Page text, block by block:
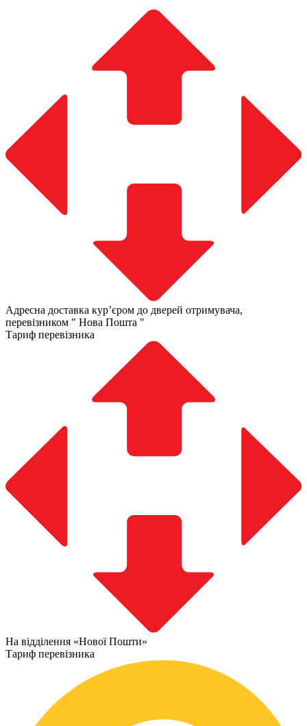
Адресна доставка курʼєром до дверей отримувача,
перевізником " Нова Пошта "
Тариф перевізника
На відділення «Нової Пошти»
Тариф перевізника